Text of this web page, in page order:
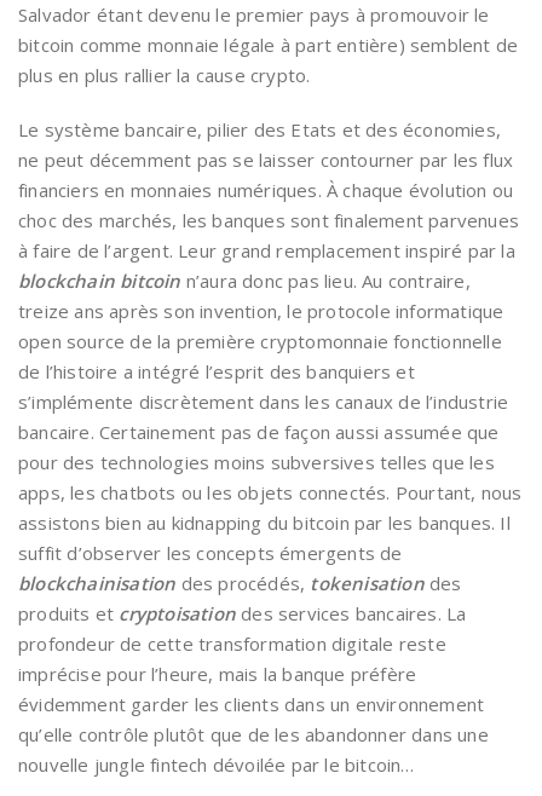
Salvador étant devenu le premier pays à promouvoir le
bitcoin comme monnaie légale à part entière) semblent de
plus en plus rallier la cause crypto.
Le système bancaire, pilier des Etats et des économies,
ne peut décemment pas se laisser contourner par les flux
financiers en monnaies numériques. À chaque évolution ou
choc des marchés, les banques sont finalement parvenues
à faire de l’argent. Leur grand remplacement inspiré par la
blockchain bitcoin n’aura donc pas lieu. Au contraire,
treize ans après son invention, le protocole informatique
open source de la première cryptomonnaie fonctionnelle
de l’histoire a intégré l’esprit des banquiers et
s’implémente discrètement dans les canaux de l’industrie
bancaire. Certainement pas de façon aussi assumée que
pour des technologies moins subversives telles que les
apps, les chatbots ou les objets connectés. Pourtant, nous
assistons bien au kidnapping du bitcoin par les banques. Il
suffit d’observer les concepts émergents de
blockchainisation des procédés, tokenisationdes
produits et cryptoisation des services bancaires. La
profondeur de cette transformation digitale reste
imprécise pour l’heure, mais la banque préfère
évidemment garder les clients dans un environnement
qu’elle contrôle plutôt que de les abandonner dans une
nouvelle jungle fintech dévoilée par le bitcoin…